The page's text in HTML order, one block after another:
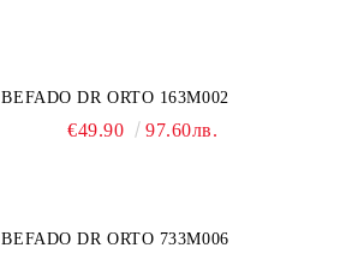
BEFADO DR ORTO 163M002
€49.90 97.60лв.
BEFADO DR ORTO 733M006